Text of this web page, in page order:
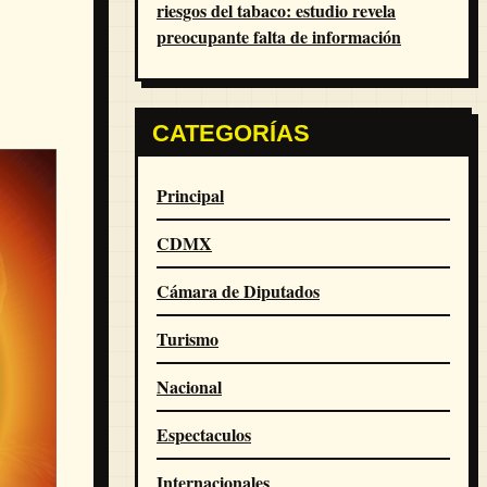
riesgos del tabaco: estudio revela
preocupante falta de información
CATEGORÍAS
Principal
CDMX
Cámara de Diputados
Turismo
Nacional
Espectaculos